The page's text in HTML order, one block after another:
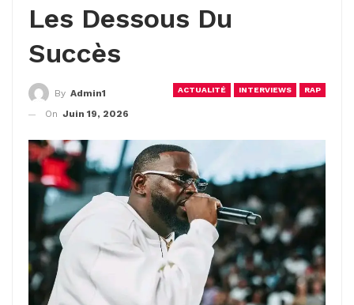
Les Dessous Du
Succès
ACTUALITÉ INTERVIEWS RAP
By Admin1
On Juin 19, 2026